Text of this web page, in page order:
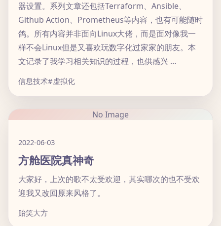
器设置。系列文章还包括Terraform、Ansible、
Github Action、Prometheus等内容，也有可能随时
鸽。所有内容并非面向Linux大佬，而是面对像我一
样不会Linux但是又喜欢玩数字化过家家的朋友。本
文记录了我学习相关知识的过程，也供感兴 …
信息技术#虚拟化
No Image
2022-06-03
方舱医院真神奇
大家好，上次的歌不太受欢迎，其实哪次的也不受欢
迎我又改回原来风格了。
贻笑大方